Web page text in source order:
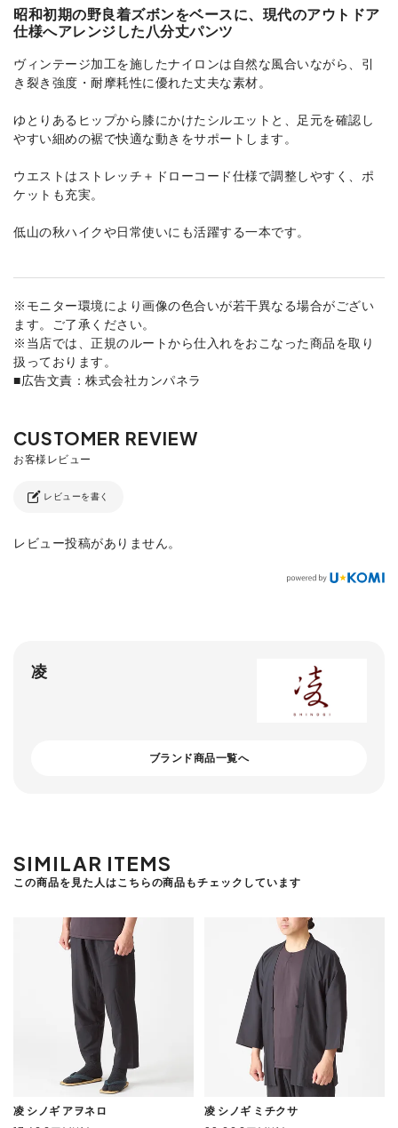
昭和初期の野良着ズボンをベースに、現代のアウトドア
仕様へアレンジした八分丈パンツ
ヴィンテージ加工を施したナイロンは自然な風合いながら、引
き裂き強度・耐摩耗性に優れた丈夫な素材。
ゆとりあるヒップから膝にかけたシルエットと、足元を確認し
やすい細めの裾で快適な動きをサポートします。
ウエストはストレッチ＋ドローコード仕様で調整しやすく、ポ
ケットも充実。
低山の秋ハイクや日常使いにも活躍する一本です。
※モニター環境により画像の色合いが若干異なる場合がござい
ます。ご了承ください。
※当店では、正規のルートから仕入れをおこなった商品を取り
扱っております。
■広告文責：株式会社カンパネラ
レビューを書く
レビュー投稿がありません。
凌
ブランド商品一覧へ
SIMILAR ITEMS
この商品を見た人はこちらの商品もチェックしています
凌 シノギ アヲネロ
凌 シノギ ミチクサ